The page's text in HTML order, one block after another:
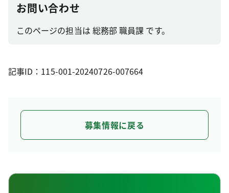
お問い合わせ
このページの担当は 総務部 職員課 です。
記事ID：115-001-20240726-007664
募集情報に戻る